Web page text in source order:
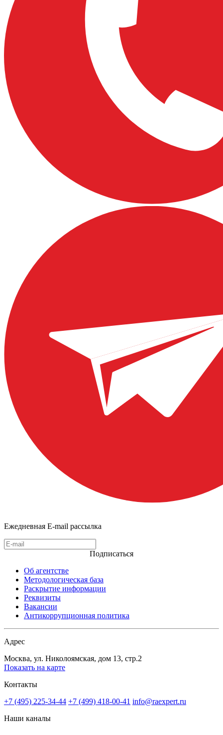
Ежедневная E-mail рассылка
Подписаться
Об агентстве
Методологическая база
Раскрытие информации
Реквизиты
Вакансии
Антикоррупционная политика
Адрес
Москва, ул. Николоямская, дом 13, стр.2
Показать на карте
Контакты
+7 (495) 225-34-44 +7 (499) 418-00-41 info@raexpert.ru
Наши каналы